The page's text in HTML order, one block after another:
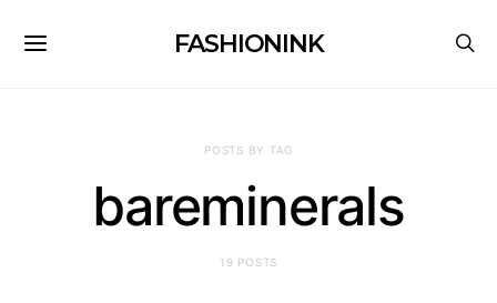
FASHIONINK
POSTS BY TAG
bareminerals
19 POSTS